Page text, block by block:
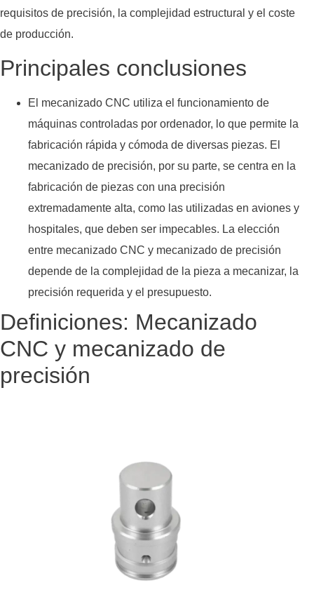
requisitos de precisión, la complejidad estructural y el coste
de producción.
Principales conclusiones
El mecanizado CNC utiliza el funcionamiento de
máquinas controladas por ordenador, lo que permite la
fabricación rápida y cómoda de diversas piezas. El
mecanizado de precisión, por su parte, se centra en la
fabricación de piezas con una precisión
extremadamente alta, como las utilizadas en aviones y
hospitales, que deben ser impecables. La elección
entre mecanizado CNC y mecanizado de precisión
depende de la complejidad de la pieza a mecanizar, la
precisión requerida y el presupuesto.
Definiciones: Mecanizado
CNC y mecanizado de
precisión